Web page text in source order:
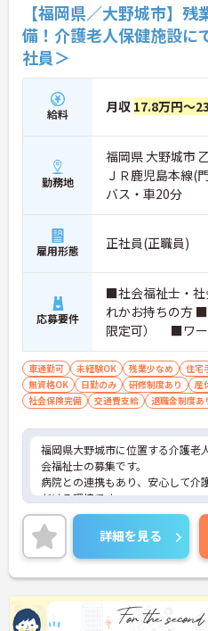
【福岡県／大野城市】
備！介護老人保健施設に
社員＞
給料 月収 17.8万円～
勤務地
福岡県 大野城市
ＪＲ鹿児島本線(
バス・車20分
雇用形態 正社員(正職員)
応募要件
■社会福祉士・社
れかお持ちの方
限定可） ■ワー
きる方 ※実務経
車通勤可 未経験OK 残業少なめ 住宅
無資格OK
日勤のみ 研修制度あり
産
社会保険完備
交通費支給 退職金制度あ
福岡県大野城市に位置する介護老
会福祉士の募集です。
病院との連携もあり、安心して介
だける環境です。
託児所完備、残業少なめで働きや
ご興味ある方には、面接対策ポイ
詳細をお話しいたしますのでお気
い！
詳細を見る